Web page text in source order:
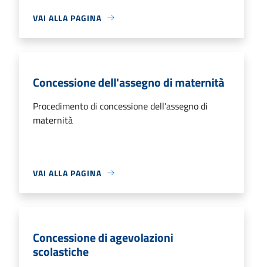
VAI ALLA PAGINA
Concessione dell'assegno di maternità
Procedimento di concessione dell'assegno di
maternità
VAI ALLA PAGINA
Concessione di agevolazioni
scolastiche